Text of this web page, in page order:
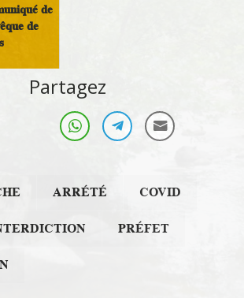
de
de
Partagez
ARRÉTÉ COVID
PRÉFET